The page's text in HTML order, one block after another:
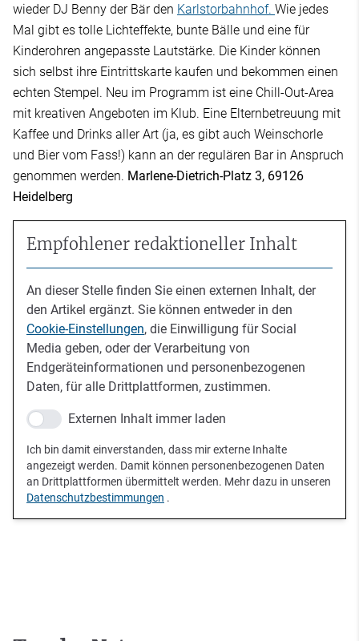
wieder DJ Benny der Bär den Karlstorbahnhof. Wie jedes
Mal gibt es tolle Lichteffekte, bunte Bälle und eine für
Kinderohren angepasste Lautstärke. Die Kinder können
sich selbst ihre Eintrittskarte kaufen und bekommen einen
echten Stempel. Neu im Programm ist eine Chill-Out-Area
mit kreativen Angeboten im Klub. Eine Elternbetreuung mit
Kaffee und Drinks aller Art (ja, es gibt auch Weinschorle
und Bier vom Fass!) kann an der regulären Bar in Anspruch
genommen werden. Marlene-Dietrich-Platz 3, 69126
Heidelberg
Empfohlener redaktioneller Inhalt
An dieser Stelle finden Sie einen externen Inhalt, der
den Artikel ergänzt. Sie können entweder in den
Cookie-Einstellungen, die Einwilligung für Social
Media geben, oder der Verarbeitung von
Endgeräteinformationen und personenbezogenen
Daten, für alle Drittplattformen, zustimmen.
Externen Inhalt immer laden
Ich bin damit einverstanden, dass mir externe Inhalte
angezeigt werden. Damit können personenbezogenen Daten
an Drittplattformen übermittelt werden. Mehr dazu in unseren
Datenschutzbestimmungen .